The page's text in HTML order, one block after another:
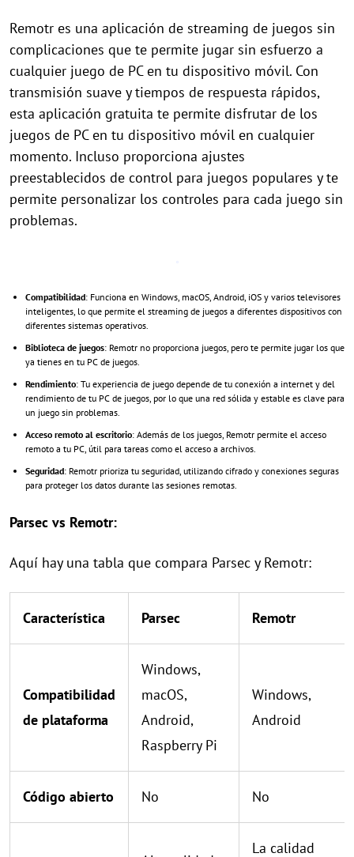
Remotr es una aplicación de streaming de juegos sin
complicaciones que te permite jugar sin esfuerzo a
cualquier juego de PC en tu dispositivo móvil. Con
transmisión suave y tiempos de respuesta rápidos,
esta aplicación gratuita te permite disfrutar de los
juegos de PC en tu dispositivo móvil en cualquier
momento. Incluso proporciona ajustes
preestablecidos de control para juegos populares y te
permite personalizar los controles para cada juego sin
problemas.
Compatibilidad: Funciona en Windows, macOS, Android, iOS y varios televisores
inteligentes, lo que permite el streaming de juegos a diferentes dispositivos con
diferentes sistemas operativos.
Biblioteca de juegos: Remotr no proporciona juegos, pero te permite jugar los que
ya tienes en tu PC de juegos.
Rendimiento: Tu experiencia de juego depende de tu conexión a internet y del
rendimiento de tu PC de juegos, por lo que una red sólida y estable es clave para
un juego sin problemas.
Acceso remoto al escritorio: Además de los juegos, Remotr permite el acceso
remoto a tu PC, útil para tareas como el acceso a archivos.
Seguridad: Remotr prioriza tu seguridad, utilizando cifrado y conexiones seguras
para proteger los datos durante las sesiones remotas.
Parsec vs Remotr:
Aquí hay una tabla que compara Parsec y Remotr:
Característica Parsec Remotr
Compatibilidad
de plataforma
Windows,
macOS,
Android,
Raspberry Pi
Windows,
Android
Código abierto No No
La calidad